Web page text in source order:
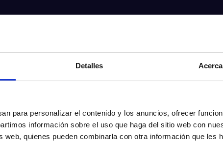
Detalles
para personalizar el contenido y los anuncios, ofrecer
información sobre el uso que haga del sitio web con
web, quienes pueden combinarla con otra información que les